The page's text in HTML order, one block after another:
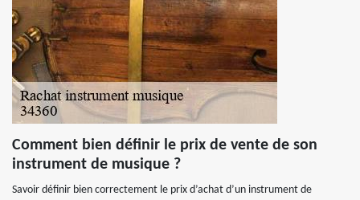
Comment bien définir le prix de vente de son
instrument de musique ?
Savoir définir bien correctement le prix d’achat d’un instrument de